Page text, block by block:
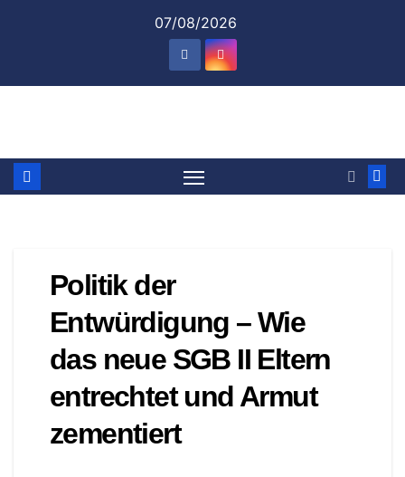
07/08/2026
Politik der
Entwürdigung – Wie
das neue SGB II Eltern
entrechtet und Armut
zementiert